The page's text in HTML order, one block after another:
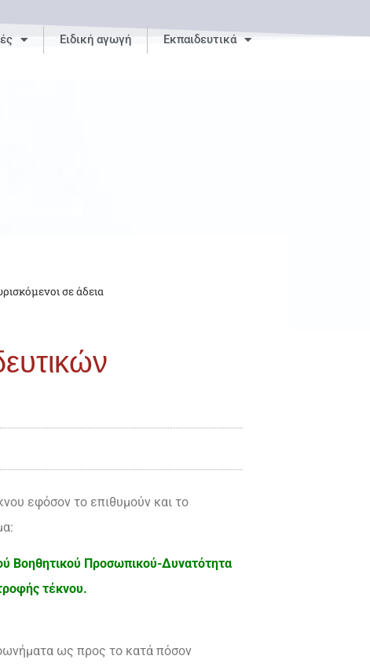
Ειδική αγωγή Εκπαιδευτικά
σε άδεια
εφόσον το επιθυμούν και το
Βοηθητικού Προσωπικού-Δυνατότητα
τέκνου.
ως προς το κατά πόσον